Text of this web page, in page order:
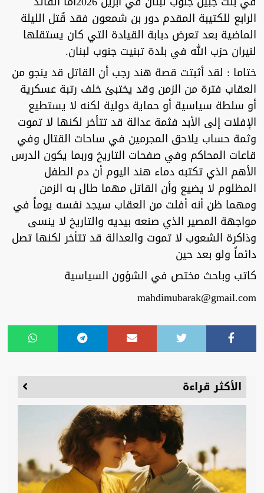
الرابع للكتيبة المقدم دور بن شمعون فقد قُتل الليلة
الماضية بعد تعرض دبابة القيادة التي كان يستقلها
لنيران حزب الله في بلدة تبنيت جنوب لبنان.
ختاما : لقد أثبتت قصة هند رجب أن القاتل قد ينجو من
العقاب فترة من الزمن وقد يختبئ خلف رتبة عسكرية
أو سلطة سياسية أو حماية دولية لكنه لا يستطيع
الإفلات إلى الأبد فثمة عدالة قد تتأخر لكنها لا تموت
وثمة حساب يلاحق المجرمين في ساحات القتال وفي
قاعات المحاكم وفي صفحات التاريخ وربما يكون الدرس
الأهم الذي تكتبه دماء هند اليوم أن دم الطفل
المظلوم لا يضيع وأن القاتل مهما طال به الزمن
ومهما ظن أنه أفلت من العقاب سيجد نفسه يوماً في
مواجهة المصير الذي صنعه بيديه والتاريخ لا ينسى
وذاكرة الشعوب لا تموت والعدالة قد تتأخر لكنها تصل
دائماً ولو بعد حين
كاتب وباحث مختص في الشؤون السياسية
mahdimubarak@gmail.com
الأكثر قراءة